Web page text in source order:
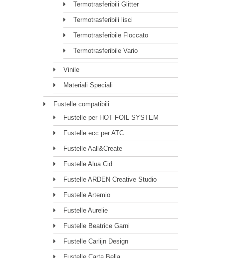
Termotrasferibili Glitter
Termotrasferibili lisci
Termotrasferibile Floccato
Termotrasferibile Vario
Vinile
Materiali Speciali
Fustelle compatibili
Fustelle per HOT FOIL SYSTEM
Fustelle ecc per ATC
Fustelle Aall&Create
Fustelle Alua Cid
Fustelle ARDEN Creative Studio
Fustelle Artemio
Fustelle Aurelie
Fustelle Beatrice Garni
Fustelle Carlijn Design